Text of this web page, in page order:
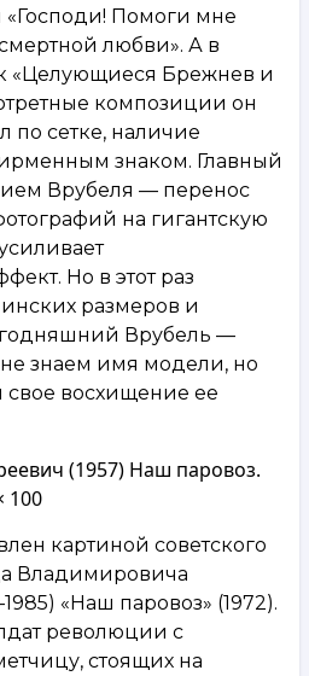
«Господи! Помоги мне
любви». А в
«Целующиеся Брежнев и
композиции он
по сетке, наличие
знаком. Главный
Врубеля — перенос
на гигантскую
Но в этот раз
размеров и
Врубель —
знаем имя модели, но
восхищение ее
(1957) Наш паровоз.
100
картиной советского
Владимировича
«Наш паровоз» (1972).
революции с
стоящих на